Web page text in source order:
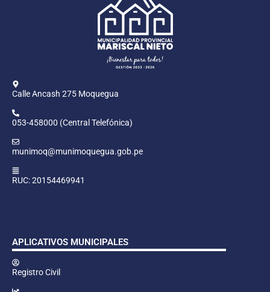
Calle Ancash 275 Moquegua
053-458000 (Central Telefónica)
munimoq@munimoquegua.gob.pe
RUC: 20154469941
APLICATIVOS MUNICIPALES
Registro Civil